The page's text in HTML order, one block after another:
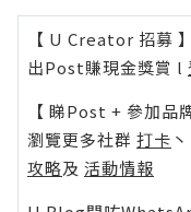
【 U Creator 招募 】
出Post賺現金獎賞 l
【 睇Post + 參加品
瀏覽更多社群 打卡 丶
攻略及 活動情報